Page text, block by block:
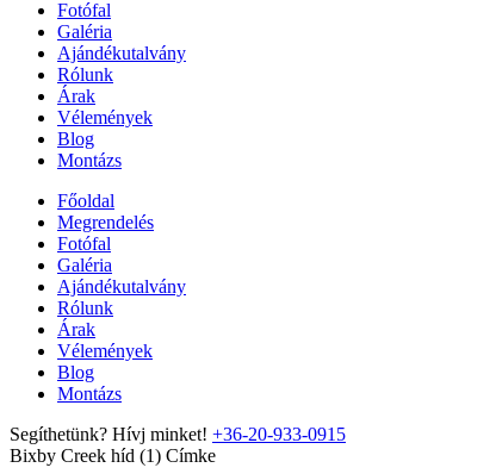
Fotófal
Galéria
Ajándékutalvány
Rólunk
Árak
Vélemények
Blog
Montázs
Főoldal
Megrendelés
Fotófal
Galéria
Ajándékutalvány
Rólunk
Árak
Vélemények
Blog
Montázs
Segíthetünk? Hívj minket! +36-20-933-0915
Bixby Creek híd (1) Címke